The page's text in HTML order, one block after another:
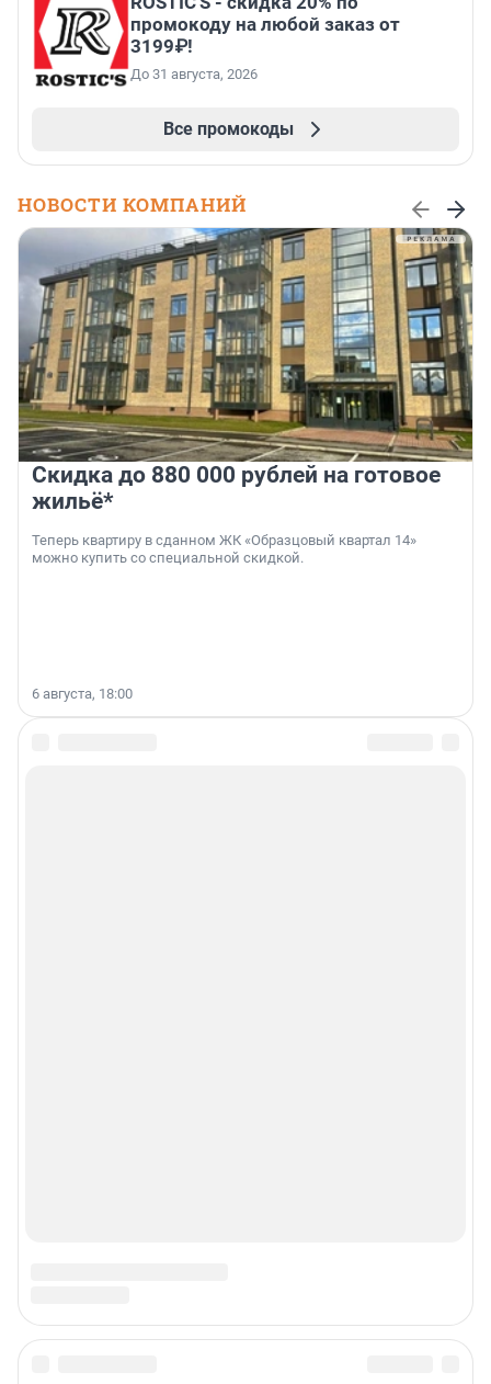
промокоду на любой заказ от
3199₽!
До 31 августа, 2026
Все промокоды
НОВОСТИ КОМПАНИЙ
Скидка до 880 000 рублей на готовое
жильё*
Теперь квартиру в сданном ЖК «Образцовый квартал 14»
можно купить со специальной скидкой.
6 августа, 18:00